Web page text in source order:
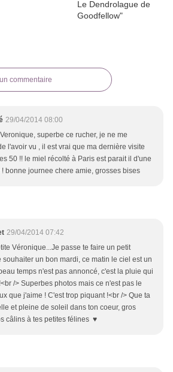
commentaire
29/04/2014 08:00
superbe ce rucher, je ne me
l'avoir vu , il est vrai que ma dernière visite
50 !! le miel récolté à Paris est parait il d'une
bonne journee chere amie, grosses bises
29/04/2014 07:42
Véronique...Je passe te faire un petit
souhaiter un bon mardi, ce matin le ciel est un
temps n'est pas annoncé, c'est la pluie qui
/> Superbes photos mais ce n'est pas le
que j'aime ! C'est trop piquant !<br /> Que ta
et pleine de soleil dans ton coeur, gros
câlins à tes petites félines ♥